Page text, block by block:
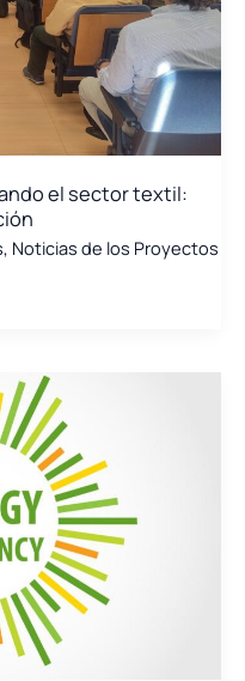
el sector textil:
, Noticias de los Proyectos